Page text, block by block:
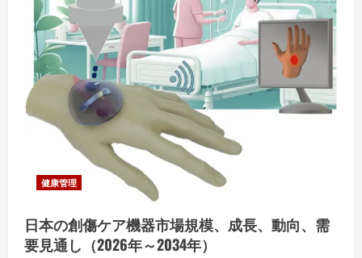
健康管理
日本の創傷ケア機器市場規模、成長、動向、需
要見通し（2026年～2034年）